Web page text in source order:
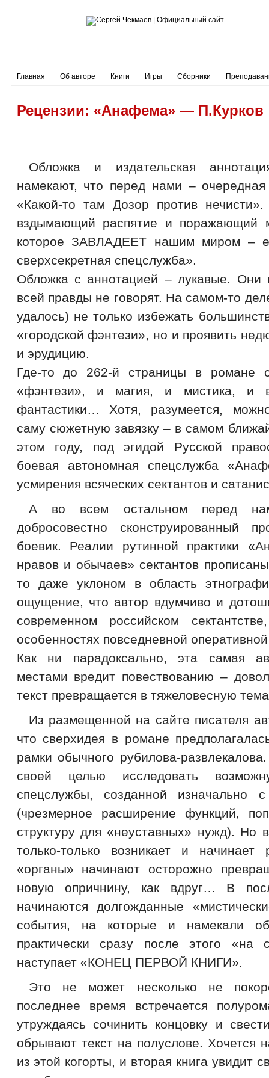
Главная Об авторе Книги Игры Сборники
Рецензии: «Анафема» — П.Курков
Обложка и издательская
намекают, что перед нами –
«Какой-то там Дозор против
вздымающий распятие и поражающий
которое ЗАВЛАДЕЕТ нашим миром –
сверхсекретная спецслужба».
Обложка с аннотацией – лукавые.
всей правды не говорят. На самом-то
удалось) не только избежать
«городской фэнтези», но и проявить
и эрудицию.
Где-то до 262-й страницы в романе
«фэнтези», и магия, и мистика, и
фантастики… Хотя, разумеется,
саму сюжетную завязку – в самом
этом году, под эгидой Русской
боевая автономная спецслужба
усмирения всяческих сектантов и
А во всем остальном перед
добросовестно сконструированный
боевик. Реалии рутинной практики
нравов и обычаев» сектантов
то даже уклоном в область
ощущение, что автор вдумчиво и
современном российском
особенностях повседневной
Как ни парадоксально, эта самая
местами вредит повествованию –
текст превращается в тяжеловесную
Из размещенной на сайте писателя
что сверхидея в романе
рамки обычного рубилова-
своей целью исследовать
спецслужбы, созданной изначально
(чрезмерное расширение функций,
структуру для «неуставных» нужд). Но
только-только возникает и начинает
«органы» начинают осторожно
новую опричнину, как вдруг… В
начинаются долгожданные
события, на которые и намекали
практически сразу после этого «на
наступает «КОНЕЦ ПЕРВОЙ КНИГИ».
Это не может несколько не
последнее время встречается
утруждаясь сочинить концовку и
обрывают текст на полуслове. Хочется
из этой когорты, и вторая книга увидит